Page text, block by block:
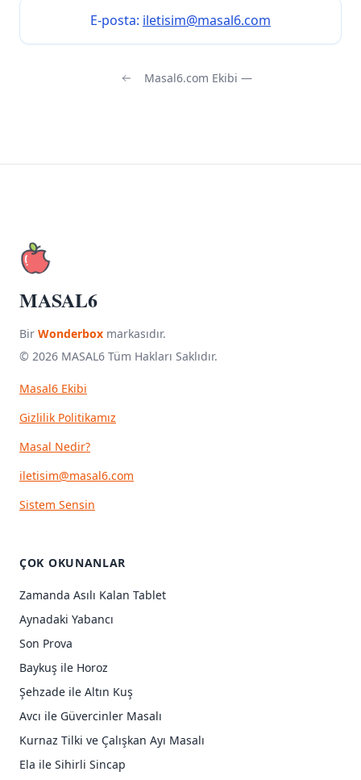
E-posta: iletisim@masal6.com
Masal6.com Ekibi —
MASAL6
Bir Wonderbox markasıdır.
© 2026 MASAL6 Tüm Hakları Saklıdır.
Masal6 Ekibi
Gizlilik Politikamız
Masal Nedir?
iletisim@masal6.com
Sistem Sensin
ÇOK OKUNANLAR
Zamanda Asılı Kalan Tablet
Aynadaki Yabancı
Son Prova
Baykuş ile Horoz
Şehzade ile Altın Kuş
Avcı ile Güvercinler Masalı
Kurnaz Tilki ve Çalışkan Ayı Masalı
Ela ile Sihirli Sincap